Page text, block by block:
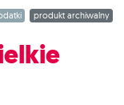
dodać do gry 1
produkt archiwalny